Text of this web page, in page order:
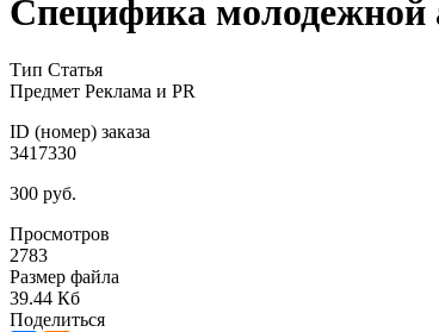
Специфика молодежной
Тип Статья
Предмет Реклама и PR
ID (номер) заказа
3417330
300 руб.
Просмотров
2783
Размер файла
39.44 Кб
Поделиться